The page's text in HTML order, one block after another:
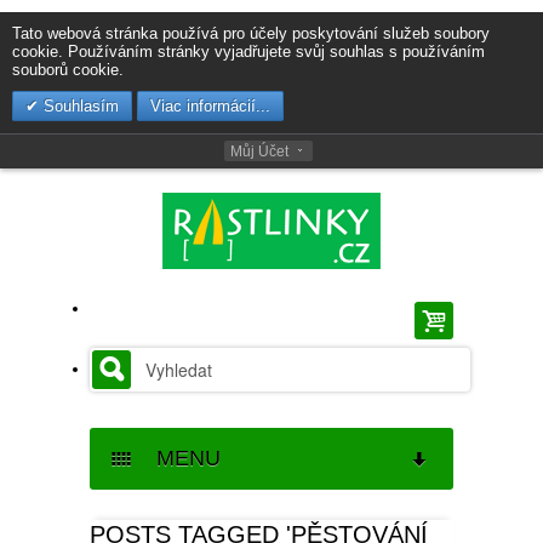
Tato webová stránka používá pro účely poskytování služeb soubory
cookie. Používáním stránky vyjadřujete svůj souhlas s používáním
souborů cookie.
Souhlasím
Viac informácií...
Můj Účet
MENU
SEMENA
POSTS TAGGED 'PĚSTOVÁNÍ